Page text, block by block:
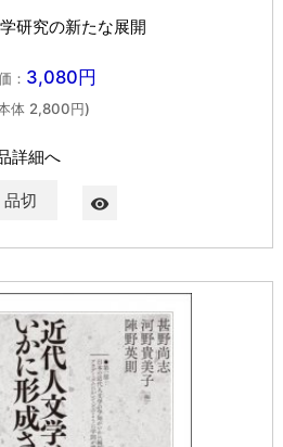
研究の新たな展開
： 3,080円
体 2,800円)
詳細へ
品切 visibility